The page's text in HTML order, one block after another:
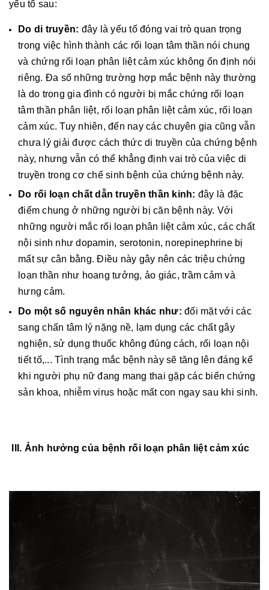
yếu tố sau:
Do di truyền: đây là yếu tố đóng vai trò quan trọng
trong việc hình thành các rối loạn tâm thần nói chung
và chứng rối loạn phân liệt cảm xúc không ổn định nói
riêng. Đa số những trường hợp mắc bệnh này thường
là do trong gia đình có người bị mắc chứng rối loạn
tâm thần phân liệt, rối loạn phân liệt cảm xúc, rối loạn
cảm xúc. Tuy nhiên, đến nay các chuyên gia cũng vẫn
chưa lý giải được cách thức di truyền của chứng bệnh
này, nhưng vẫn có thể khẳng định vai trò của việc di
truyền trong cơ chế sinh bệnh của chứng bệnh này.
Do rối loạn chất dẫn truyền thần kinh: đây là đặc
điểm chung ở những người bị căn bệnh này. Với
những người mắc rối loạn phân liệt cảm xúc, các chất
nội sinh như dopamin, serotonin, norepinephrine bị
mất sự cân bằng. Điều này gây nên các triệu chứng
loạn thần như hoang tưởng, ảo giác, trầm cảm và
hưng cảm.
Do một số nguyên nhân khác như: đối mặt với các
sang chấn tâm lý nặng nề, lạm dụng các chất gây
nghiện, sử dụng thuốc không đúng cách, rối loạn nội
tiết tố,... Tình trạng mắc bệnh này sẽ tăng lên đáng kể
khi người phụ nữ đang mang thai gặp các biến chứng
sản khoa, nhiễm virus hoặc mất con ngay sau khi sinh.
III. Ảnh hưởng của bệnh rối loạn phân liệt cảm xúc